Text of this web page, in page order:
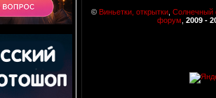
© Виньетки, открытки Солнечный
форум 2009 -